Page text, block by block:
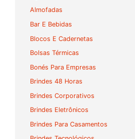
Almofadas
Bar E Bebidas
Blocos E Cadernetas
Bolsas Térmicas
Bonés Para Empresas
Brindes 48 Horas
Brindes Corporativos
Brindes Eletrônicos
Brindes Para Casamentos